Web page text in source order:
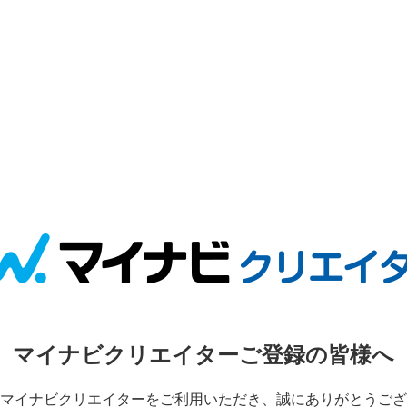
マイナビクリエイターご登録の皆様へ
イナビクリエイターをご利用いただき、誠にありがとうご